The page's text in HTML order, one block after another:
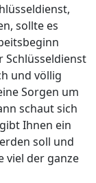
sollte es
Schlüsseldienst
und völlig
Sorgen um
schaut sich
Ihnen ein
soll und
viel der ganze